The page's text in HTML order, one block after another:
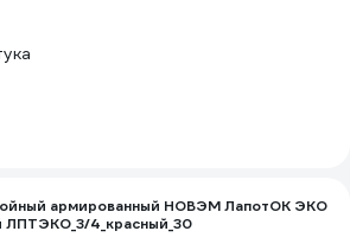
армированный НОВЭМ ЛапотОК ЭКО
4_красный_30